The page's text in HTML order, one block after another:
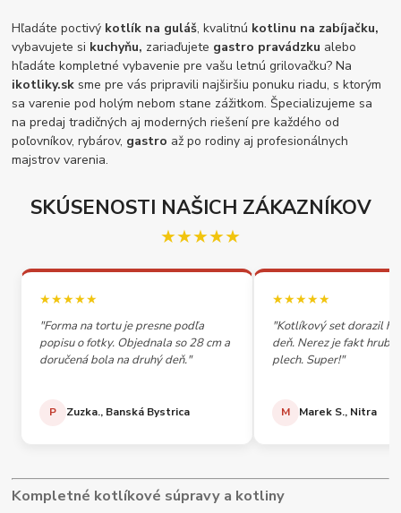
Hľadáte poctivý kotlík na guláš, kvalitnú kotlinu na zabíjačku,
vybavujete si kuchyňu, zariaďujete gastro pravádzku alebo
hľadáte kompletné vybavenie pre vašu letnú grilovačku? Na
ikotliky.sk sme pre vás pripravili najširšiu ponuku riadu, s ktorým
sa varenie pod holým nebom stane zážitkom. Špecializujeme sa
na predaj tradičných aj moderných riešení pre každého od
poľovníkov, rybárov, gastro až po rodiny aj profesionálnych
majstrov varenia.
SKÚSENOSTI NAŠICH ZÁKAZNÍKOV
★★★★★
★★★★★
"Forma na tortu je presne podľa
popisu o fotky. Objednala so 28 cm a
doručená bola na druhý deň."
P Zuzka., Banská Bystrica
★★★★★
"Kotlíkový set dorazil
deň. Nerez je fakt
plech. Super!"
M Marek S., Nitra
Kompletné kotlíkové súpravy a kotliny